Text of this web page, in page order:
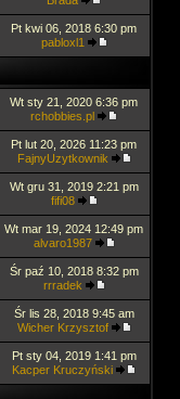
Pt kwi 06, 2018 6:30 pm
pabloxl1
Wt sty 21, 2020 6:36 pm
rchobbies.pl
Pt lut 20, 2026 11:23 pm
FajnyUzytkownik
Wt gru 31, 2019 2:21 pm
fifi08
Wt mar 19, 2024 12:49 pm
alvaro1987
Śr paź 10, 2018 8:32 pm
rrradek
Śr lis 28, 2018 9:45 am
Wicher Krzysztof
Pt sty 04, 2019 1:41 pm
Kacper Kruczyński